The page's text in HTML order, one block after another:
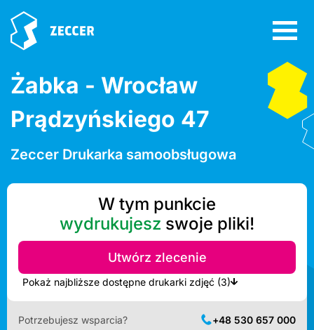
Żabka - Wrocław
Prądzyńskiego 47
Zeccer Drukarka samoobsługowa
W tym punkcie
wydrukujesz swoje pliki!
Utwórz zlecenie
Pokaż najbliższe dostępne drukarki zdjęć (3)
Potrzebujesz wsparcia? +48 530 657 000